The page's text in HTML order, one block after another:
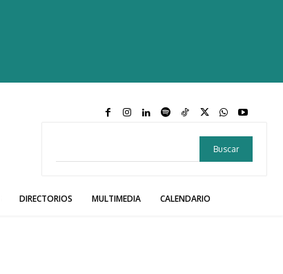
Buscar
DIRECTORIOS MULTIMEDIA CALENDARIO